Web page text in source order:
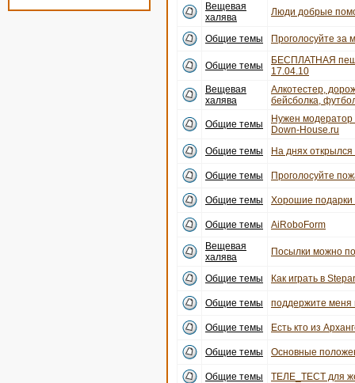
Вещевая
халява
Люди добрые
Общие темы Проголосуйте за
Общие темы
БЕСПЛАТНАЯ
17.04.10
Вещевая
халява
Алкотестер,
бейсболка,
Общие темы
Нужен модератор
Down-House.ru
Общие темы
На днях
Общие темы Проголосуйте
Общие темы Хорошие
Общие темы
AiRoboForm
Вещевая
халява
Посылки можно
Общие темы Как играть в
Общие темы поддержите меня
Общие темы Есть кто из
Общие темы Основные
Общие темы
ТЕЛЕ_ТЕСТ для